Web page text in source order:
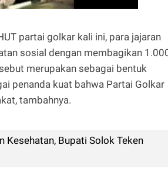
partai golkar kali ini, para jajaran
sosial dengan membagikan
merupakan sebagai bentuk
penanda kuat bahwa Partai Golkar
tambahnya.
Kesehatan, Bupati Solok Teken